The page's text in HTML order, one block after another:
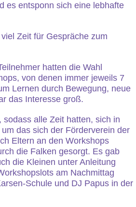
es entsponn sich eine lebhafte
Zeit für Gespräche zum
hatten die Wahl
von denen immer jeweils 7
Lernen durch Bewegung, neue
das Interesse groß.
alle Zeit hatten, sich in
das sich der Förderverein der
Eltern an den Workshops
die Falken gesorgt. Es gab
die Kleinen unter Anleitung
am Nachmittag
Schule und DJ Papus in der